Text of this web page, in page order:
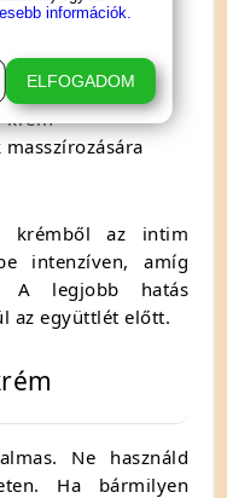
biloba,
krém
krémből az intim
intenzíven, amíg
A legjobb hatás
az együttlét előtt.
Ne használd
Ha bármilyen
információk.
ELFOGADOM